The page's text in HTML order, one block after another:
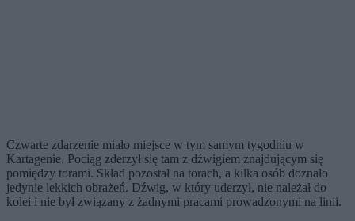
Czwarte zdarzenie miało miejsce w tym samym tygodniu w
Kartagenie. Pociąg zderzył się tam z dźwigiem znajdującym się
pomiędzy torami. Skład pozostał na torach, a kilka osób doznało
jedynie lekkich obrażeń. Dźwig, w który uderzył, nie należał do
kolei i nie był związany z żadnymi pracami prowadzonymi na linii.